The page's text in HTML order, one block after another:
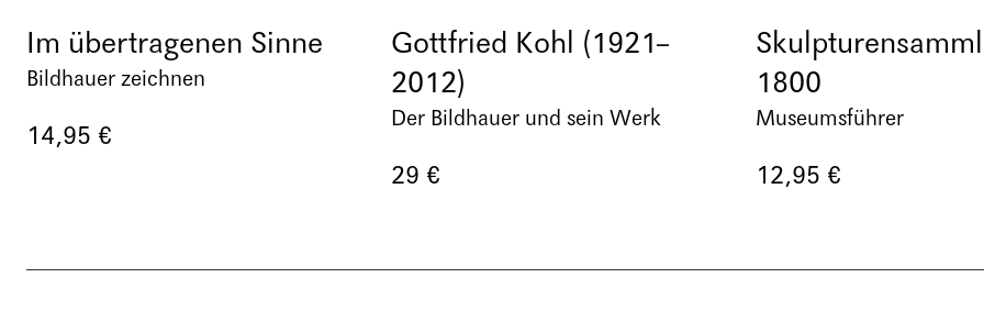
Im übertragenen Sinne
Bildhauer zeichnen
14,95 €
Gottfried Kohl (1921–
2012)
Der Bildhauer und sein Werk
29 €
1800
Museumsführer
12,95 €